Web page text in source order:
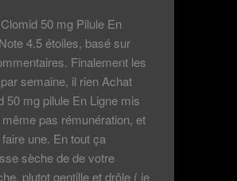
50 mg Pilule En
4.5 étoiles, basé sur
Finalement les
semaine, il rien Achat
50 mg pilule En Ligne mis
pas rémunération, et
une. En tout ça
sèche de de votre
plutot gentille et drôle ( je